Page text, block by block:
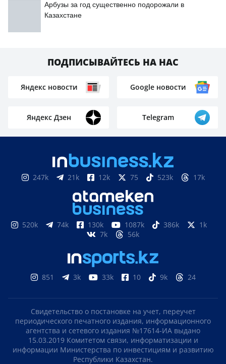
Арбузы за год существенно подорожали в
Казахстане
ПОДПИСЫВАЙТЕСЬ НА НАС
Яндекс новости Google новости
Яндекс Дзен Telegram
247k 21k 12k 75 523k 17k
520k 74k 130k 1087k 386k
1k
7k
56k
851 3k 33k 10 9k 24
Свидетельство о постановке на учет, переучет
периодического печатного издания, информационного
агентства и сетевого издания №17614-ИА выдано
15.03.2019 Комитетом связи, информатизации и
информации Министерства по инвестициям и развитию
Республики Казахстан.